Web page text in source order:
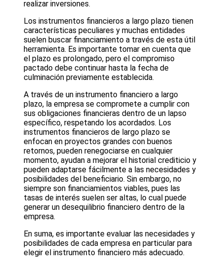
realizar inversiones.
Los instrumentos financieros a largo plazo tienen
características peculiares y muchas entidades
suelen buscar financiamiento a través de esta útil
herramienta. Es importante tomar en cuenta que
el plazo es prolongado, pero el compromiso
pactado debe continuar hasta la fecha de
culminación previamente establecida.
A través de un instrumento financiero a largo
plazo, la empresa se compromete a cumplir con
sus obligaciones financieras dentro de un lapso
específico, respetando los acordados. Los
instrumentos financieros de largo plazo se
enfocan en proyectos grandes con buenos
retornos, pueden renegociarse en cualquier
momento, ayudan a mejorar el historial crediticio y
pueden adaptarse fácilmente a las necesidades y
posibilidades del beneficiario. Sin embargo, no
siempre son financiamientos viables, pues las
tasas de interés suelen ser altas, lo cual puede
generar un desequilibrio financiero dentro de la
empresa.
En suma, es importante evaluar las necesidades y
posibilidades de cada empresa en particular para
elegir el instrumento financiero más adecuado.